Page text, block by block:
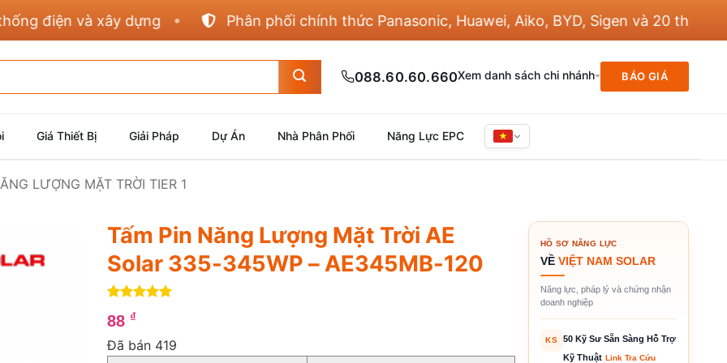
và xây dựng Phân phối chính thức Panasonic, Huawei, Aiko, BYD, Sigen và 20 thương hiệu
088.60.60.660Xem danh sách chi nhánh BÁO GIÁ
Giá Thiết Bị Giải Pháp Dự Án Nhà Phân Phối Năng Lực EPC
LƯỢNG MẶT TRỜI TIER 1
Tấm Pin Năng Lượng Mặt Trời AE
Solar 335-345WP – AE345MB-120
trên 5
dựa trên
88 ₫
Đã bán 419
HỒ SƠ NĂNG LỰC
VỀ VIỆT NAM SOLAR
Năng lực, pháp lý và chứng nhận
doanh nghiệp
KS
50 Kỹ Sư Sẵn Sàng Hỗ Trợ
Kỹ Thuật Link Tra Cứu